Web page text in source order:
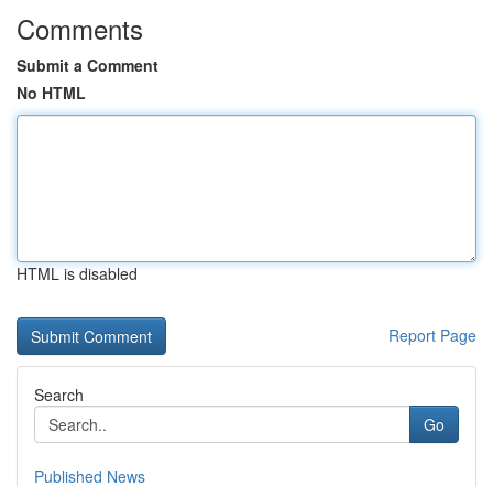
Comments
Submit a Comment
No HTML
HTML is disabled
Report Page
Search
Go
Published News